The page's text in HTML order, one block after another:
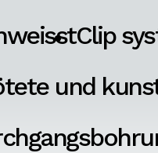
Clip
und